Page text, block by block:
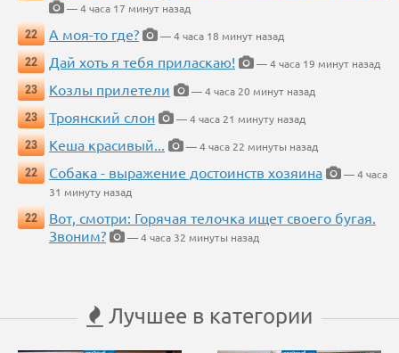
— 4 часа 17 минут назад
22
А моя-то где?
— 4 часа 18 минут назад
22
Дай хоть я тебя приласкаю!
— 4 часа 19 минут назад
23
Козлы прилетели
— 4 часа 20 минут назад
23
Троянский слон
— 4 часа 21 минуту назад
23
Кеша красивый...
— 4 часа 22 минуты назад
22
Собака - выражение достоинств хозяина
— 4 часа
31 минуту назад
22
Вот, смотри: Горячая телочка ищет своего бугая.
Звоним?
— 4 часа 32 минуты назад
Лучшее в категории